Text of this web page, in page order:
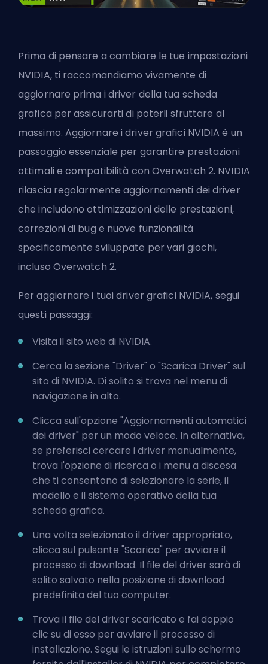
Prima di pensare a cambiare le tue impostazioni
NVIDIA, ti raccomandiamo vivamente di
aggiornare prima i driver della tua scheda
grafica per assicurarti di poterli sfruttare al
massimo. Aggiornare i driver grafici NVIDIA è un
passaggio essenziale per garantire prestazioni
ottimali e compatibilità con Overwatch 2. NVIDIA
rilascia regolarmente aggiornamenti dei driver
che includono ottimizzazioni delle prestazioni,
correzioni di bug e nuove funzionalità
specificamente sviluppate per vari giochi,
incluso Overwatch 2.
Per aggiornare i tuoi driver grafici NVIDIA, segui
questi passaggi:
Visita il sito web di NVIDIA.
Cerca la sezione "Driver" o "Scarica Driver" sul
sito di NVIDIA. Di solito si trova nel menu di
navigazione in alto.
Clicca sull'opzione "Aggiornamenti automatici
dei driver" per un modo veloce. In alternativa,
se preferisci cercare i driver manualmente,
trova l'opzione di ricerca o i menu a discesa
che ti consentono di selezionare la serie, il
modello e il sistema operativo della tua
scheda grafica.
Una volta selezionato il driver appropriato,
clicca sul pulsante "Scarica" per avviare il
processo di download. Il file del driver sarà di
solito salvato nella posizione di download
predefinita del tuo computer.
Trova il file del driver scaricato e fai doppio
clic su di esso per avviare il processo di
installazione. Segui le istruzioni sullo schermo